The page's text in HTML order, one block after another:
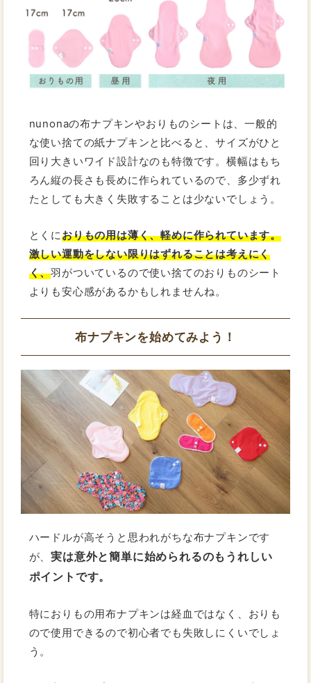
nunonaの布ナプキンやおりものシートは、一般的
な使い捨ての紙ナプキンと比べると、サイズがひと
回り大きいワイド設計なのも特徴です。横幅はもち
ろん縦の長さも長めに作られているので、多少ずれ
たとしても大きく失敗することは少ないでしょう。
とくにおりもの用は薄く、軽めに作られています。
激しい運動をしない限りはずれることは考えにく
く、羽がついているので使い捨てのおりものシート
よりも安心感があるかもしれませんね。
布ナプキンを始めてみよう！
ハードルが高そうと思われがちな布ナプキンです
が、実は意外と簡単に始められるのもうれしい
ポイントです。
特におりもの用布ナプキンは経血ではなく、おりも
ので使用できるので初心者でも失敗しにくいでしょ
う。